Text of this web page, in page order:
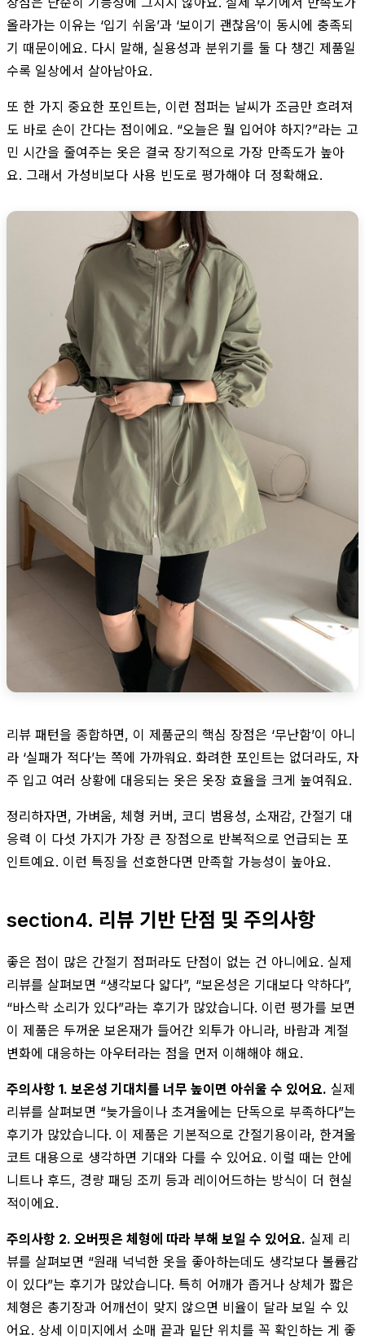
올라가는 이유는 ‘입기 쉬움’과 ‘보이기 괜찮음’이 동시에 충족되
기 때문이에요. 다시 말해, 실용성과 분위기를 둘 다 챙긴 제품일
수록 일상에서 살아남아요.
또 한 가지 중요한 포인트는, 이런 점퍼는 날씨가 조금만 흐려져
도 바로 손이 간다는 점이에요. “오늘은 뭘 입어야 하지?”라는 고
민 시간을 줄여주는 옷은 결국 장기적으로 가장 만족도가 높아
요. 그래서 가성비보다 사용 빈도로 평가해야 더 정확해요.
리뷰 패턴을 종합하면, 이 제품군의 핵심 장점은 ‘무난함’이 아니
라 ‘실패가 적다’는 쪽에 가까워요. 화려한 포인트는 없더라도, 자
주 입고 여러 상황에 대응되는 옷은 옷장 효율을 크게 높여줘요.
정리하자면, 가벼움, 체형 커버, 코디 범용성, 소재감, 간절기 대
응력 이 다섯 가지가 가장 큰 장점으로 반복적으로 언급되는 포
인트예요. 이런 특징을 선호한다면 만족할 가능성이 높아요.
section4. 리뷰 기반 단점 및 주의사항
좋은 점이 많은 간절기 점퍼라도 단점이 없는 건 아니에요. 실제
리뷰를 살펴보면 “생각보다 얇다”, “보온성은 기대보다 약하다”,
“바스락 소리가 있다”라는 후기가 많았습니다. 이런 평가를 보면
이 제품은 두꺼운 보온재가 들어간 외투가 아니라, 바람과 계절
변화에 대응하는 아우터라는 점을 먼저 이해해야 해요.
주의사항 1. 보온성 기대치를 너무 높이면 아쉬울 수 있어요. 실제
리뷰를 살펴보면 “늦가을이나 초겨울에는 단독으로 부족하다”는
후기가 많았습니다. 이 제품은 기본적으로 간절기용이라, 한겨울
코트 대용으로 생각하면 기대와 다를 수 있어요. 이럴 때는 안에
니트나 후드, 경량 패딩 조끼 등과 레이어드하는 방식이 더 현실
적이에요.
주의사항 2. 오버핏은 체형에 따라 부해 보일 수 있어요. 실제 리
뷰를 살펴보면 “원래 넉넉한 옷을 좋아하는데도 생각보다 볼륨감
이 있다”는 후기가 많았습니다. 특히 어깨가 좁거나 상체가 짧은
체형은 총기장과 어깨선이 맞지 않으면 비율이 달라 보일 수 있
어요. 상세 이미지에서 소매 끝과 밑단 위치를 꼭 확인하는 게 좋